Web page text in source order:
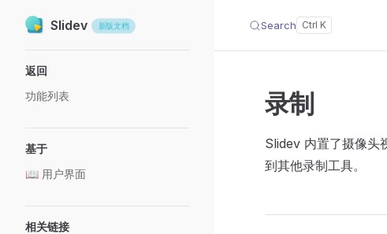
Skip to content
Slidev 新版文档 Search
返回
功能列表
基于
📖 用户界面
相关链接
录制
Slidev 内置了摄像头
到其他录制工具。